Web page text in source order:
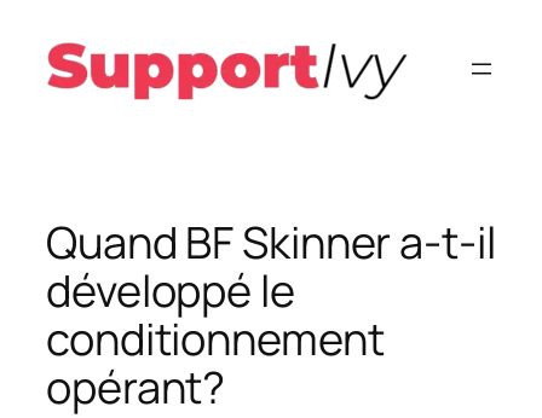
contenu
Quand BF Skinner a-t-il
développé le
conditionnement
opérant?